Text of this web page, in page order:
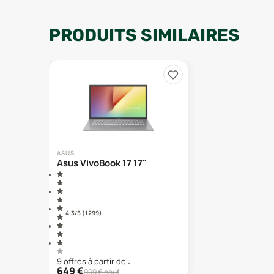
PRODUITS SIMILAIRES
ASUS
Asus VivoBook 17 17"
4.3/5 (1 299)
9offresà partir de :
649€999€ neuf